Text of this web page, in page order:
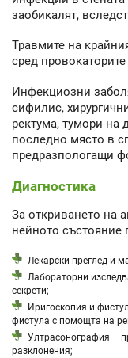
заобикалят,
Травмите на
сред
Инфекциозни
сифилис,
ректума, тумори на
последно място в
предразпологащи
Диагностика
За откриването на
нейното състояние
Лекарски преглед и
Лабораторни
секрети;
Иригоскопия и
фистула с помощта на
Ултрасонография –
разклонения;